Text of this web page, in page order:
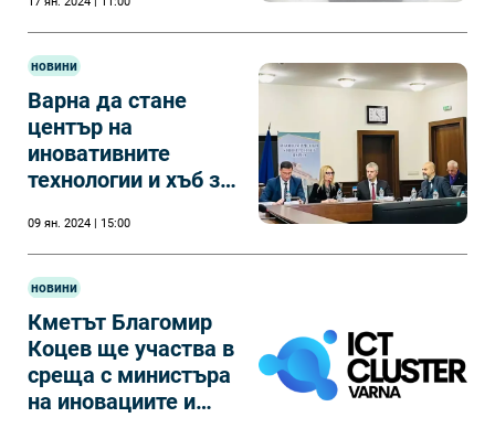
новини
Варна да стане
център на
иновативните
технологии и хъб за
производства
09 ян. 2024 | 15:00
новини
Кметът Благомир
Коцев ще участва в
среща с министъра
на иновациите и